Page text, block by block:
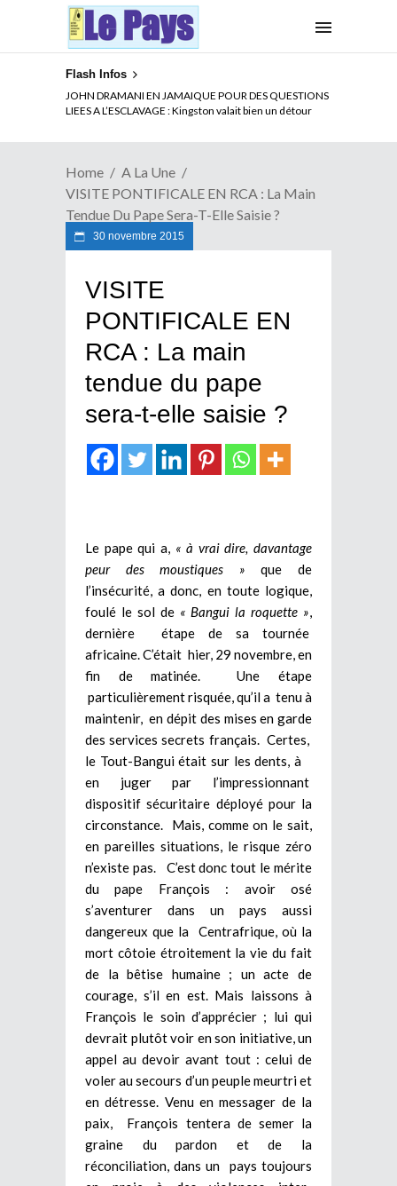
Flash Infos
JOHN DRAMANI EN JAMAIQUE POUR DES QUESTIONS
LIEES A L’ESCLAVAGE : Kingston valait bien un détour
ELECTION DE TALON A LA TETE DU SENAT BENINOIS :
Quand Patrice quitte le pouvoir sans partir !
Home
A La Une
VISITE PONTIFICALE EN RCA : La Main
Tendue Du Pape Sera-T-Elle Saisie ?
30 novembre 2015
VISITE
PONTIFICALE EN
RCA : La main
tendue du pape
sera-t-elle saisie ?
Le pape qui a, « à vrai dire, davantage
peur des moustiques » que de
l’insécurité, a donc, en toute logique,
foulé le sol de « Bangui la roquette »
dernière étape de sa tournée
africaine. C’était hier, 29 novembre, en
fin de matinée. Une étape
particulièrement risquée, qu’il a tenu à
maintenir, en dépit des mises en garde
des services secrets français. Certes,
le Tout-Bangui était sur les dents, à
en juger par l’impressionnant
dispositif sécuritaire déployé pour la
circonstance. Mais, comme on le sait,
en pareilles situations, le risque zéro
n’existe pas. C’est donc tout le mérite
du pape François : avoir osé
s’aventurer dans un pays aussi
dangereux que la Centrafrique, où la
mort côtoie étroitement la vie du fait
de la bêtise humaine ; un acte de
courage, s’il en est. Mais laissons à
François le soin d’apprécier ; lui qui
devrait plutôt voir en son initiative, un
appel au devoir avant tout : celui de
voler au secours d’un peuple meurtri et
en détresse. Venu en messager de la
paix, François tentera de semer la
graine du pardon et de la
réconciliation, dans un pays toujours